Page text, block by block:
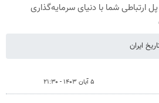
ارتباطی شما با دنیای سرمایه‌گذاری
ایران
۵ آبان ۱۴۰۳ - ۲۱:۳۰